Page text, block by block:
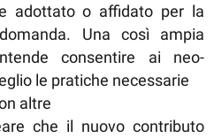
adottato o affidato per la
Una così ampia
consentire ai neo-
le pratiche necessarie
altre
che il nuovo contributo